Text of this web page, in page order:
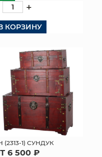
+
КОРЗИНУ
(2313-1) СУНДУК
6 500 ₽